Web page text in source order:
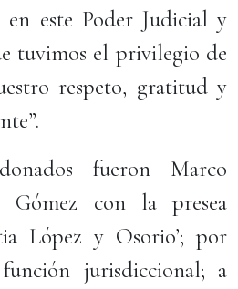
en este Poder Judicial y
tuvimos el privilegio de
respeto, gratitud y
fueron Marco
Gómez con la presea
López y Osorio’; por
jurisdiccional; a